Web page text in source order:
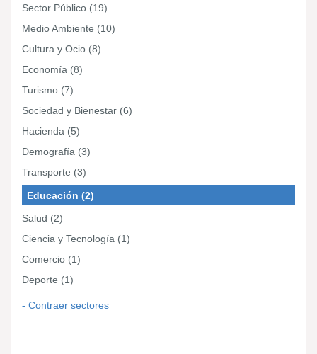
Sector Público (19)
Medio Ambiente (10)
Cultura y Ocio (8)
Economía (8)
Turismo (7)
Sociedad y Bienestar (6)
Hacienda (5)
Demografía (3)
Transporte (3)
Educación (2)
Salud (2)
Ciencia y Tecnología (1)
Comercio (1)
Deporte (1)
Contraer sectores